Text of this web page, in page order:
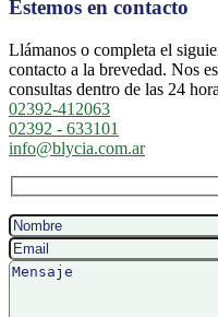
Estemos en contacto
Llámanos o completa el
contacto a la brevedad. Nos
consultas dentro de las 24
02392-412063
02392 - 633101
info@blycia.com.ar